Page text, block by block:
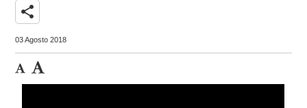
share
03 Agosto 2018